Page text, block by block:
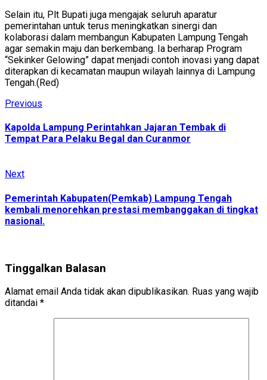
Selain itu, Plt Bupati juga mengajak seluruh aparatur
pemerintahan untuk terus meningkatkan sinergi dan
kolaborasi dalam membangun Kabupaten Lampung Tengah
agar semakin maju dan berkembang. Ia berharap Program
“Sekinker Gelowing” dapat menjadi contoh inovasi yang dapat
diterapkan di kecamatan maupun wilayah lainnya di Lampung
Tengah.(Red)
Continue
Reading
Previous
Kapolda Lampung Perintahkan Jajaran Tembak di
Tempat Para Pelaku Begal dan Curanmor
NextNext
Pemerintah Kabupaten(Pemkab) Lampung Tengah
kembali menorehkan prestasi membanggakan di tingkat
nasional.
Tinggalkan Balasan
Alamat email Anda tidak akan dipublikasikan. Ruas yang wajib
ditandai *